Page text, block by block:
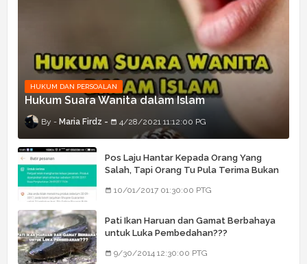
HUKUM DAN PERSOALAN
Hukum Suara Wanita dalam Islam
Maria Firdz 4/28/2021 11:12:00 PG
Pos Laju Hantar Kepada Orang Yang
Salah, Tapi Orang Tu Pula Terima Bukan
10/01/2017 01:30:00 PTG
Pati Ikan Haruan dan Gamat Berbahaya
untuk Luka Pembedahan???
9/30/2014 12:30:00 PTG